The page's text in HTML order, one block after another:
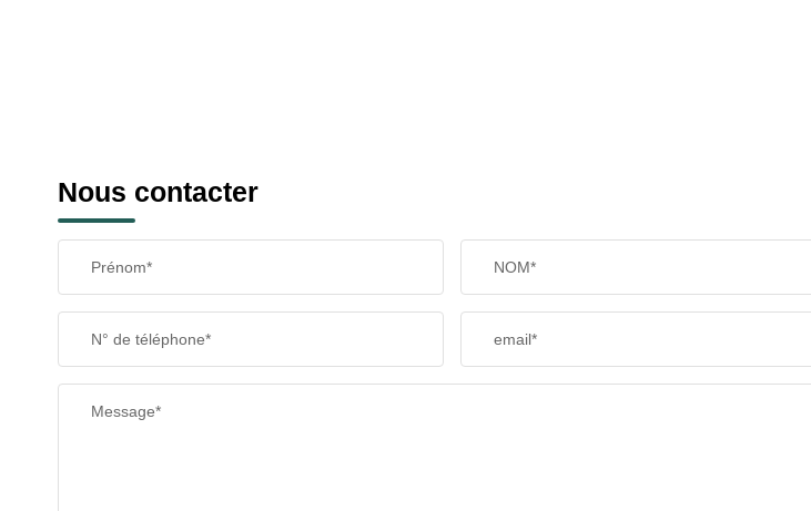
Nous contacter
Prénom* NOM*
N° de téléphone* email*
Message*